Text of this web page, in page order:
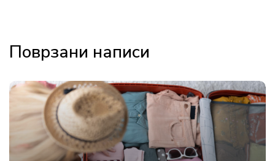
Поврзани написи